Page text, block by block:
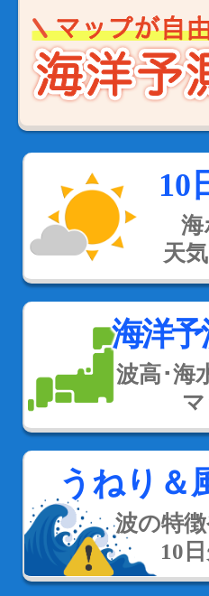
10
海
天
海洋
波高･海
うねり＆
波の特
10